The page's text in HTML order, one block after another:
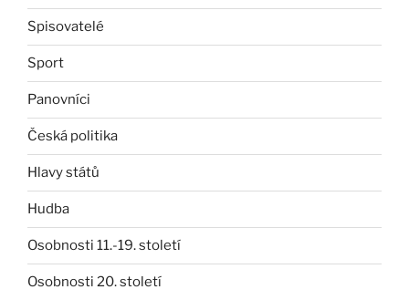
Spisovatelé
Sport
Panovníci
Česká politika
Hlavy států
Hudba
Osobnosti 11.-19. století
Osobnosti 20. století